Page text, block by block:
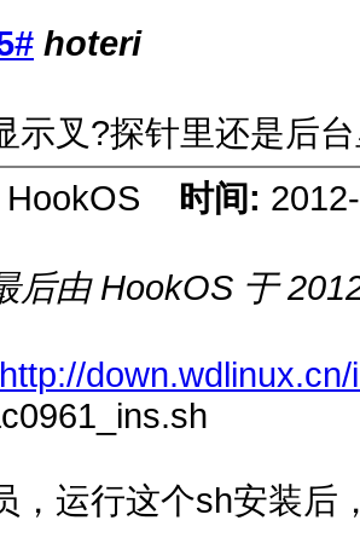
hoteri
示叉?探针里还是后
HookOS 时间:
后由 HookOS 于
http://
，运行这个sh安装后